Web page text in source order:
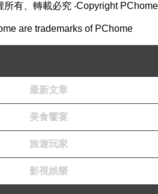
所有、轉載必究 ‧Copyright PChome
are trademarks of PChome
最新文章
美食饗宴
旅遊玩家
影視娛樂